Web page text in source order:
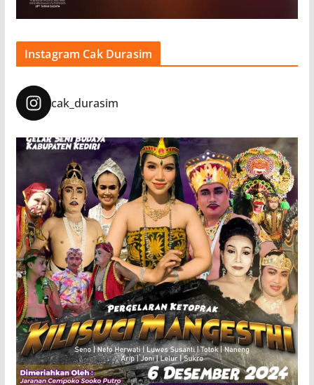
Instagram Cak Durasim
cak_durasim